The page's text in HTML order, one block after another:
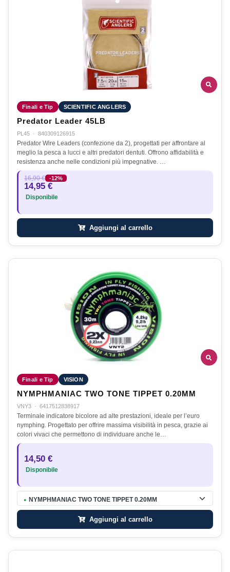
Finali e Tip SCIENTIFIC ANGLERS
Predator Leader 45LB
PL45 · 840309126915
Predator Wire Leaders (confezione da 2), progettati per affrontare al
meglio la pesca a lucci e altri predatori dentuti. Offrono affidabilità e
resistenza anche nelle condizioni più impegnative. …
16,90 € -12%
14,95 €
Disponibile
Aggiungi al carrello
Finali e Tip VISION
NYMPHMANIAC TWO TONE TIPPET 0.20MM
VNY3 · 6417512838917
Terminale indicatore bicolore ad alte prestazioni, ideale per l’euro
nymphing. Progettato per offrire massima visibilità in pesca, grazie ai
colori vivaci che permettono di individuare anche le…
14,50 €
Disponibile
● NYMPHMANIAC TWO TONE TIPPET 0.20MM
Aggiungi al carrello